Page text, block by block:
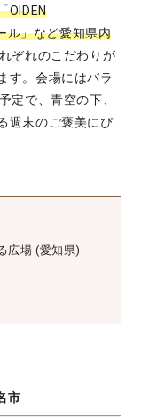
OIDEN
ル」など愛知県内
ぞれのこだわりが
す。会場にはバラ
定で、青空の下、
週末のご褒美にぴ
広場 (愛知県)
市